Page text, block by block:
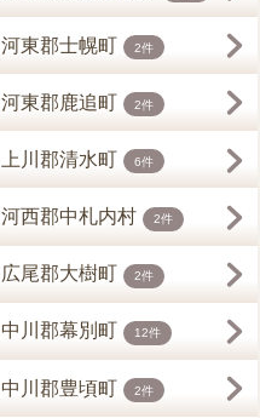
河東郡士幌町 2件
河東郡鹿追町 2件
上川郡清水町 6件
河西郡中札内村 2件
広尾郡大樹町 2件
中川郡幕別町 12件
中川郡豊頃町 2件